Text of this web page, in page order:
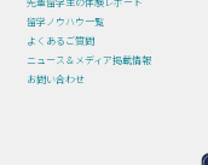
留学ノウハウ一覧
よくあるご質問
ニュース＆メディア掲載情報
お問い合わせ